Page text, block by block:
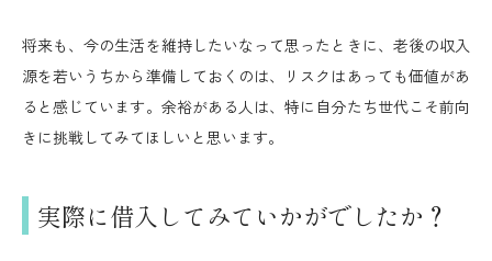
将来も、今の生活を維持したいなって思ったときに、老後の収入
源を若いうちから準備しておくのは、リスクはあっても価値があ
ると感じています。余裕がある人は、特に自分たち世代こそ前向
きに挑戦してみてほしいと思います。
実際に借入してみていかがでしたか？